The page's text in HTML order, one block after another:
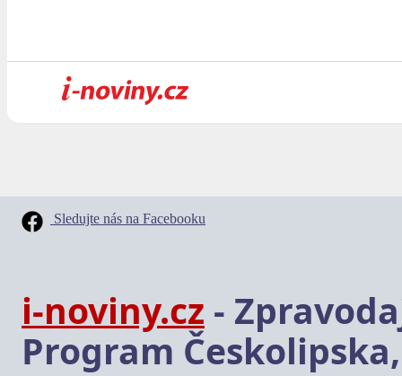
Sledujte nás na Facebooku
i-noviny.cz -
Program